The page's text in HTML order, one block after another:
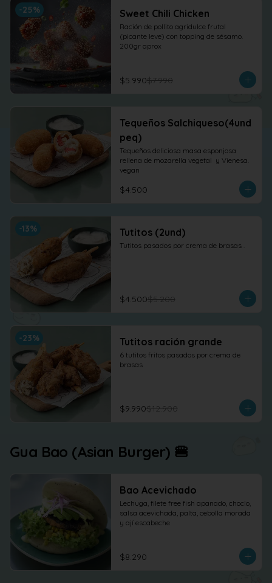
-25% Sweet Chili Chicken
Ración de pollito agridulce frutal
(picante leve) con topping de sésamo.
200gr aprox
$5.990$7.990
Tequeños Salchiqueso(4und
peq)
Tequeños deliciosa masa esponjosa
rellena de mozarella vegetal  y Vienesa.
vegan
$4.500
-13% Tutitos (2und)
Tutitos pasados por crema de brasas .
$4.500$5.200
-23% Tutitos ración grande
6 tutitos fritos pasados por crema de
brasas
$9.990$12.900
Gua Bao (Asian Burger) 🍔
Bao Acevichado
Lechuga, filete free fish apanado, choclo,
salsa acevichada, palta, cebolla morada
y ají escabeche
$8.290